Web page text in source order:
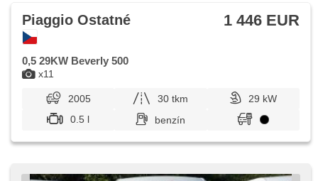
x11
Piaggio Ostatné 1 446 EUR
0,5 29KW Beverly 500
2005 30 tkm
29 kW
0.5 l
benzín